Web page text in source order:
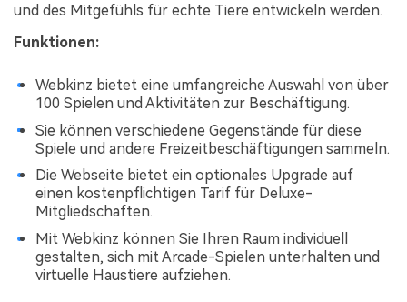
und des Mitgefühls für echte Tiere entwickeln werden.
Funktionen:
Webkinz bietet eine umfangreiche Auswahl von über
100 Spielen und Aktivitäten zur Beschäftigung.
Sie können verschiedene Gegenstände für diese
Spiele und andere Freizeitbeschäftigungen sammeln.
Die Webseite bietet ein optionales Upgrade auf
einen kostenpflichtigen Tarif für Deluxe-
Mitgliedschaften.
Mit Webkinz können Sie Ihren Raum individuell
gestalten, sich mit Arcade-Spielen unterhalten und
virtuelle Haustiere aufziehen.